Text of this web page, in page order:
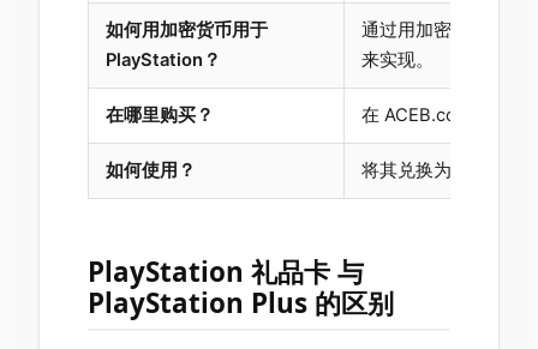
如何用加密货币用于
PlayStation？
通过用加密货币购买
来实现。
在哪里购买？ 在 ACEB.com 上购买
如何使用？ 将其兑换为
PlayStation 礼品卡 与
PlayStation Plus 的区别